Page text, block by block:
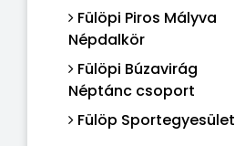
Fülöpi Piros Mályva
Népdalkör
Fülöpi Búzavirág
Néptánc csoport
Fülöp Sportegyesület